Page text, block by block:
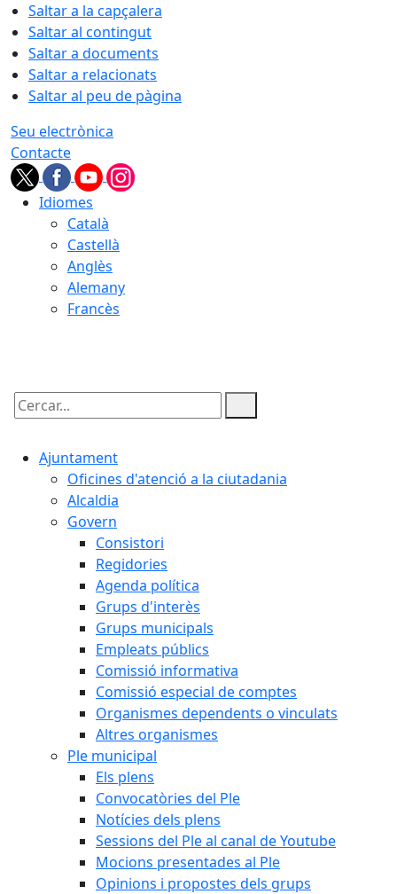
Saltar a la capçalera
Saltar al contingut
Saltar a documents
Saltar a relacionats
Saltar al peu de pàgina
Seu electrònica
Contacte
Idiomes
Català
Castellà
Anglès
Alemany
Francès
Cercar:
Ajuntament
Oficines d'atenció a la ciutadania
Alcaldia
Govern
Consistori
Regidories
Agenda política
Grups d'interès
Grups municipals
Empleats públics
Comissió informativa
Comissió especial de comptes
Organismes dependents o vinculats
Altres organismes
Ple municipal
Els plens
Convocatòries del Ple
Notícies dels plens
Sessions del Ple al canal de Youtube
Mocions presentades al Ple
Opinions i propostes dels grups